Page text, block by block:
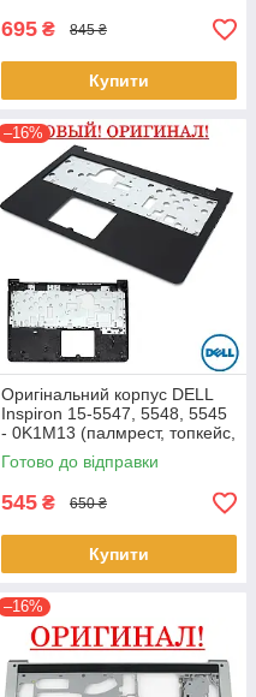
695 ₴ 845 ₴
Купити
–16%
Оригінальний корпус DELL
Inspiron 15-5547, 5548, 5545
- 0K1M13 (палмрест, топкейс,
верх)
Готово до відправки
545 ₴ 650 ₴
Купити
–16%